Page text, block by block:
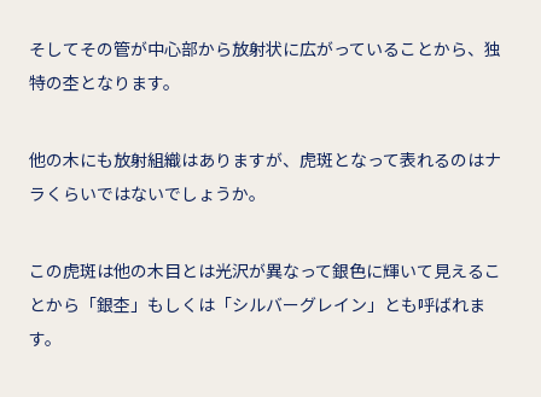
そしてその管が中心部から放射状に広がっていることから、独
特の杢となります。
他の木にも放射組織はありますが、虎斑となって表れるのはナ
ラくらいではないでしょうか。
この虎斑は他の木目とは光沢が異なって銀色に輝いて見えるこ
とから「銀杢」もしくは「シルバーグレイン」とも呼ばれま
す。